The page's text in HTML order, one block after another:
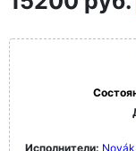
Исполнители: